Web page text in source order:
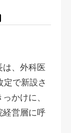
、外科医
定で新設さ
かけに、
経営層に呼